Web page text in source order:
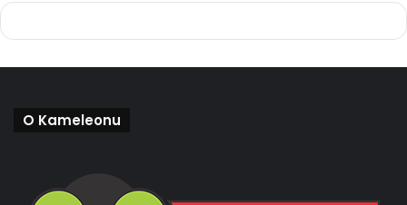
h
O Kameleonu